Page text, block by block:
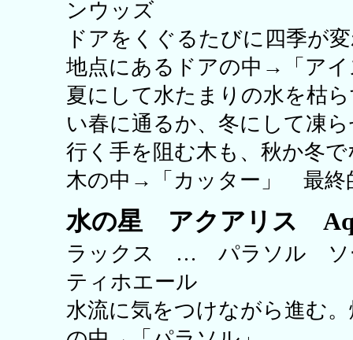
ンウッズ
ドアをくぐるたびに四季が
地点にあるドアの中→「アイ
夏にして水たまりの水を枯
い春に通るか、冬にして凍
行く手を阻む木も、秋か冬
木の中→「カッター」 最終
水の星 アクアリス
ラックス … パラソル
ティホエール
水流に気をつけながら進む